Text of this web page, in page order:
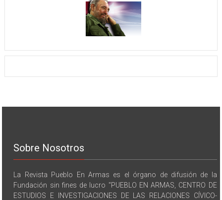
Sobre Nosotros
La Revista Pueblo En Armas es el órgano de difusión de la
Fundación sin fines de lucro "PUEBLO EN ARMAS, CENTRO DE
ESTUDIOS E INVESTIGACIONES DE LAS RELACIONES CÍVICO-